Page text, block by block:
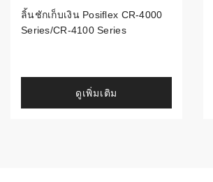
ลิ้นชักเก็บเงิน Posiflex CR-4000
Series/CR-4100 Series
ดูเพิ่มเติม